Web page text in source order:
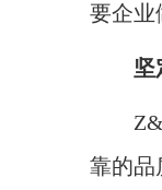
要企业
坚
Z&O
靠的品